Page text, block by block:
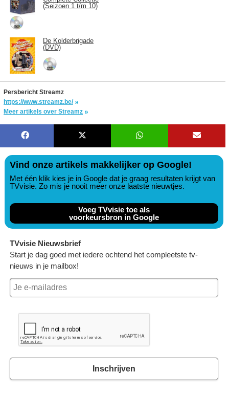
(Seizoen 1 t/m 10)
De Kolderbrigade
(DVD)
Persbericht Streamz
https://www.streamz.be/
Meer artikels over Streamz
Vind onze artikels makkelijker op Google!
Met één klik kies je in Google dat je graag resultaten krijgt van
TVvisie. Zo mis je nooit meer onze laatste nieuwtjes.
Voeg TVvisie toe als
voorkeursbron in Google
TVvisie Nieuwsbrief
Start je dag goed met iedere ochtend het compleetste tv-
nieuws in je mailbox!
Inschrijven